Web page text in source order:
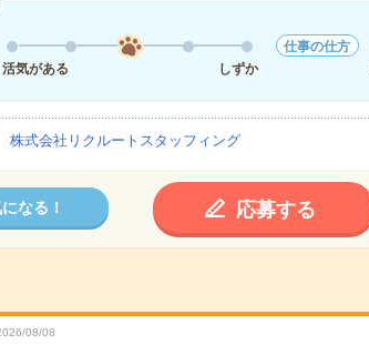
活気がある
しずか
仕事の仕方
株式会社リクルートスタッフィング
なる！ 応募する
08/08